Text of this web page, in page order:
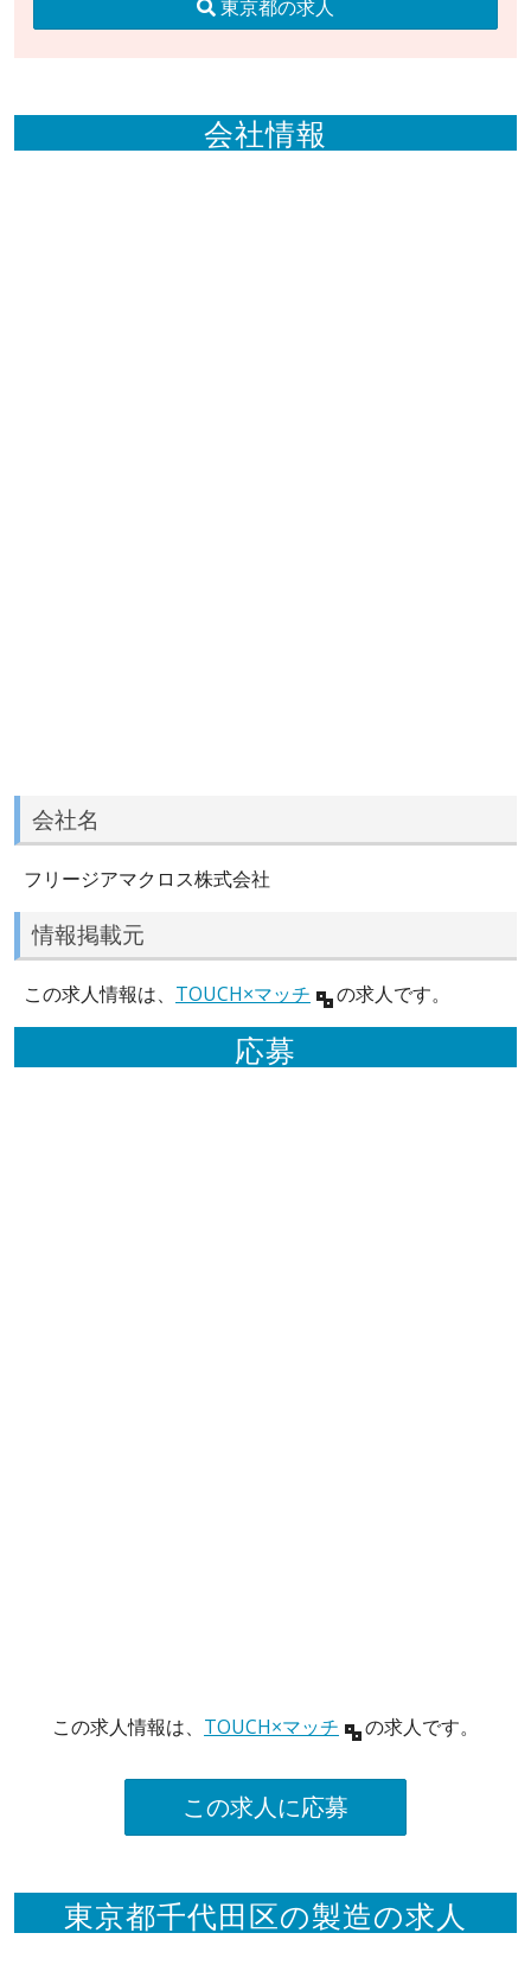
東京都の求人
会社情報
会社名
フリージアマクロス株式会社
情報掲載元
この求人情報は、 TOUCH×マッチ の求人です。
応募
この求人情報は、 TOUCH×マッチ の求人です。
この求人に応募
東京都千代田区の製造の求人